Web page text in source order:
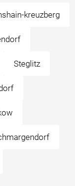
kreuzberg
Steglitz